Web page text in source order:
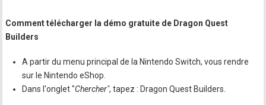
Comment télécharger la démo gratuite de Dragon Quest
Builders
A partir du menu principal de la Nintendo Switch, vous rendre
sur le Nintendo eShop.
Dans l'onglet "Chercher", tapez : Dragon Quest Builders.